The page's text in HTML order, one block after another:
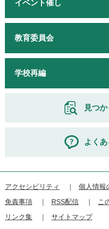
イベント催し
教育委員会
学校再編
見つ
よく
アクセシビリティ
個人情報
免責事項
RSS配信
こ
リンク集
サイトマップ